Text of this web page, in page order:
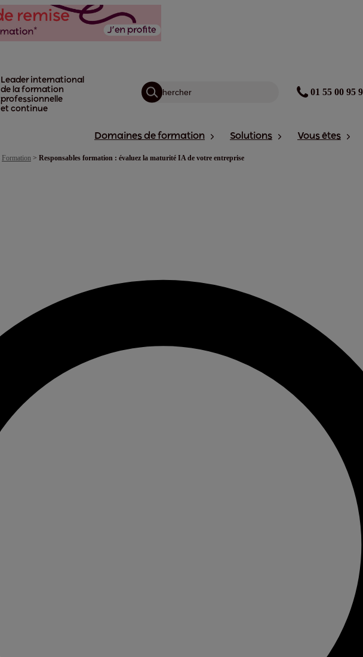
Leader international
de la formation
professionnelle
et continue
01 55 00 95
Domaines de formation Solutions Vous êtes
Formation > Responsables formation : évaluez la maturité IA de votre entreprise